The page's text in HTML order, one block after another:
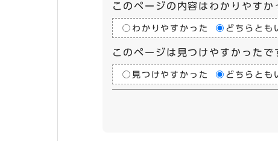
このページの内容はわかりやすか
わかりやすかった どちらとも
このページは見つけやすかったで
見つけやすかった どちらとも